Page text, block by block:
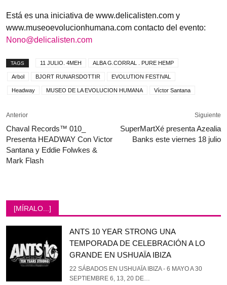
Está es una iniciativa de www.delicalisten.com y
www.museoevolucionhumana.com contacto del evento:
Nono@delicalisten.com
TAGS 11 JULIO. 4MEH ALBA G.CORRAL . PURE HEMP
Arbol BJORT RUNARSDOTTIR EVOLUTION FESTIVAL
Headway MUSEO DE LA EVOLUCION HUMANA Víctor Santana
Anterior
Chaval Records™ 010_
Presenta HEADWAY Con Victor
Santana y Eddie Folwkes &
Mark Flash
Siguiente
SuperMartXé presenta Azealia
Banks este viernes 18 julio
[MÍRALO...]
ANTS 10 YEAR STRONG UNA
TEMPORADA DE CELEBRACIÓN A LO
GRANDE EN USHUAÏA IBIZA
22 SÁBADOS EN USHUAÏA IBIZA - 6 MAYO A 30
SEPTIEMBRE 6, 13, 20 DE…